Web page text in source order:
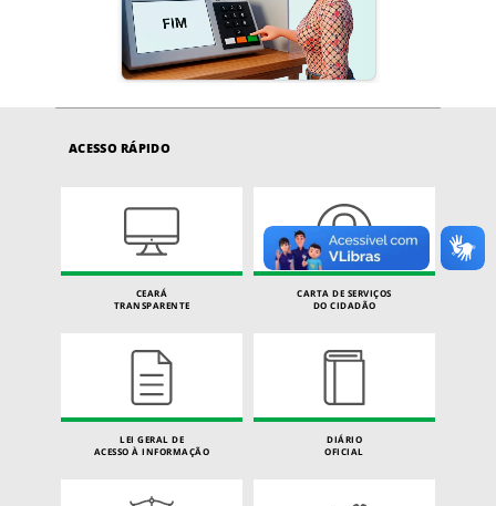
ACESSO RÁPIDO
CEARÁ
TRANSPARENTE
CARTA DE SERVIÇOS
DO CIDADÃO
LEI GERAL DE
ACESSO À INFORMAÇÃO
DIÁRIO
OFICIAL